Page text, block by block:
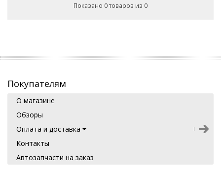
Показано 0 товаров из 0
Покупателям
О магазине
Обзоры
Оплата и доставка
Контакты
Автозапчасти на заказ